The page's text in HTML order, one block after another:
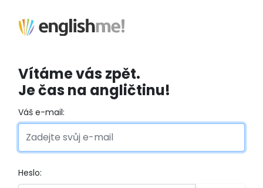
Vítáme vás zpět.
Je čas na angličtinu!
Váš e-mail:
Heslo: